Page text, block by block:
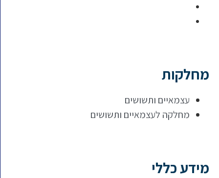
מחלקות
עצמאיים ותשושים
מחלקה לעצמאיים ותשושים
מידע כללי